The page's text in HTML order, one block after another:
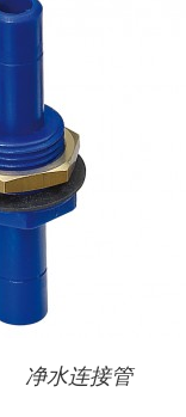
净水连接管
详情